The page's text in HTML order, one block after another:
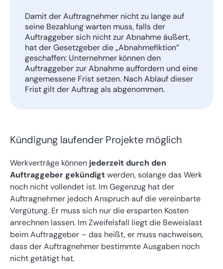
Damit der Auftragnehmer nicht zu lange auf
seine Bezahlung warten muss, falls der
Auftraggeber sich nicht zur Abnahme äußert,
hat der Gesetzgeber die „Abnahmefiktion”
geschaffen: Unternehmer können den
Auftraggeber zur Abnahme auffordern und eine
angemessene Frist setzen. Nach Ablauf dieser
Frist gilt der Auftrag als abgenommen.
Kündigung laufender Projekte möglich
Werkverträge können jederzeit durch den
Auftraggeber gekündigtwerden, solange das Werk
noch nicht vollendet ist. Im Gegenzug hat der
Auftragnehmer jedoch Anspruch auf die vereinbarte
Vergütung. Er muss sich nur die ersparten Kosten
anrechnen lassen. Im Zweifelsfall liegt die Beweislast
beim Auftraggeber – das heißt, er muss nachweisen,
dass der Auftragnehmer bestimmte Ausgaben noch
nicht getätigt hat.